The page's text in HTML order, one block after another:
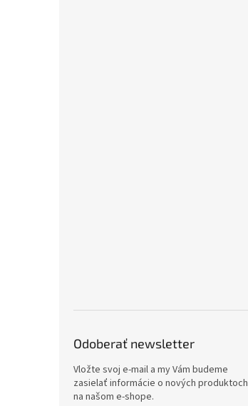
Odoberať newsletter
Vložte svoj e-mail a my Vám budeme
zasielať informácie o nových produktoch
na našom e-shope.